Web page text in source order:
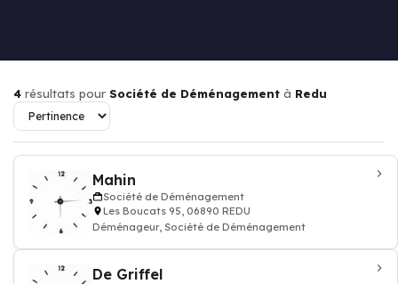
4 résultats pour Société de Déménagement à Redu
Mahin
Société de Déménagement
Les Boucats 95, 06890 REDU
Déménageur, Société de Déménagement
De Griffel